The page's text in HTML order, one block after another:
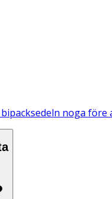
bipacksedeln noga före